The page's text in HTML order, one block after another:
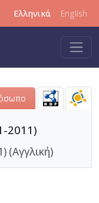
Ελληνικά English
2011)
(Αγγλική)